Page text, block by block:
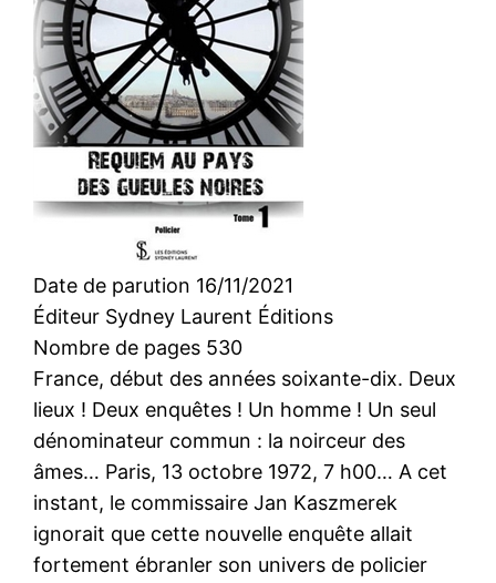
Date de parution 16/11/2021
Éditeur Sydney Laurent Éditions
Nombre de pages 530
France, début des années soixante-dix. Deux
lieux ! Deux enquêtes ! Un homme ! Un seul
dénominateur commun : la noirceur des
âmes… Paris, 13 octobre 1972, 7 h00… A cet
instant, le commissaire Jan Kaszmerek
ignorait que cette nouvelle enquête allait
fortement ébranler son univers de policier